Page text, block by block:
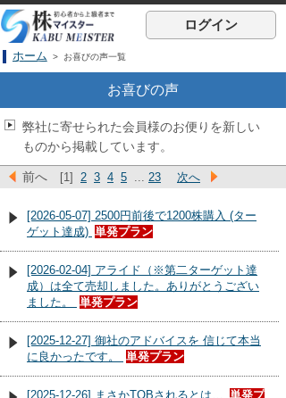
ログイン
ホーム > お喜びの声一覧
お喜びの声
弊社に寄せられた会員様のお便りを新しい
ものから掲載しています。
前へ [1] 2 3 4 5 ... 23 次へ
[2026-05-07] 2500円前後で1200株購入 (ター
ゲット達成) 単発プラン
[2026-02-04] アライド（※第二ターゲット達
成）は全て売却しました。ありがとうござい
ました。
単発プラン
[2025-12-27] 御社のアドバイスを 信じて本当
に良かったです。
単発プラン
[2025-12-26] まさかTOBされるとは… 単発プ